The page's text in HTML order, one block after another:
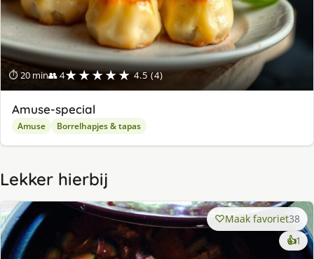
⏱ 20 min👥 4★★★★★ 4.5 (4)
Amuse-special
Amuse Borrelhapjes & tapas
Lekker hierbij
Maak favoriet38
👍1